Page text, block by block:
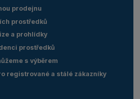
prodejnu
prostředků
a prohlídky
prostředků
s výběrem
registrované a stálé zákazníky